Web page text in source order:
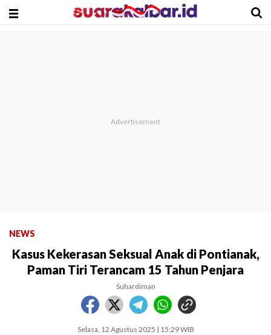
NEWS
Kasus Kekerasan Seksual Anak di Pontianak,
Paman Tiri Terancam 15 Tahun Penjara
Suhardiman
Selasa, 12 Agustus 2025 | 15:29 WIB